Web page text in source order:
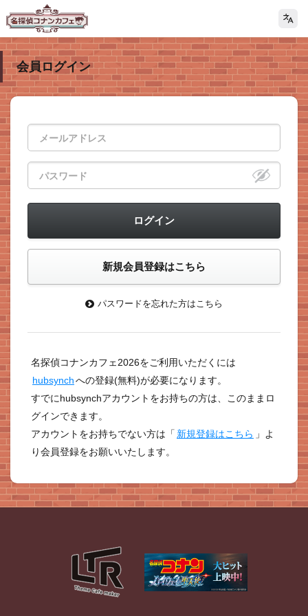
会員ログイン
> パスワードを忘れた方はこちら
名探偵コナンカフェ2026をご利用いただくには
hubsynchへの登録(無料)が必要になります。
すでにhubsynchアカウントをお持ちの方は、このままロ
グインできます。
アカウントをお持ちでない方は「 新規登録はこちら 」よ
り会員登録をお願いいたします。